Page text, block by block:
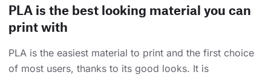
PLA is the best looking material you can
print with
PLA is the easiest material to print and the first choice
of most users, thanks to its good looks. It is